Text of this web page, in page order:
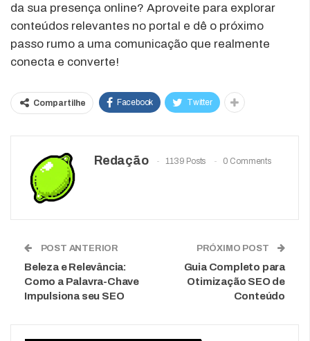
da sua presença online? Aproveite para explorar
conteúdos relevantes no portal e dê o próximo
passo rumo a uma comunicação que realmente
conecta e converte!
Compartilhe Facebook Twitter
Redação 1139 Posts 0 Comments
POST ANTERIOR
Beleza e Relevância:
Como a Palavra-Chave
Impulsiona seu SEO
PRÓXIMO POST
Guia Completo para
Otimização SEO de
Conteúdo